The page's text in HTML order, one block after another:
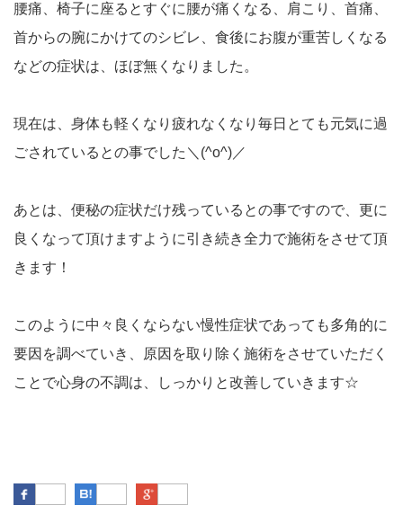
腰痛、椅子に座るとすぐに腰が痛くなる、肩こり、首痛、
首からの腕にかけてのシビレ、食後にお腹が重苦しくなる
などの症状は、ほぼ無くなりました。
現在は、身体も軽くなり疲れなくなり毎日とても元気に過
ごされているとの事でした＼(^o^)／
あとは、便秘の症状だけ残っているとの事ですので、更に
良くなって頂けますように引き続き全力で施術をさせて頂
きます！
このように中々良くならない慢性症状であっても多角的に
要因を調べていき、原因を取り除く施術をさせていただく
ことで心身の不調は、しっかりと改善していきます☆
Facebook はてなブックマーク